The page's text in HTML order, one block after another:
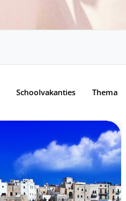
Schoolvakanties Thema